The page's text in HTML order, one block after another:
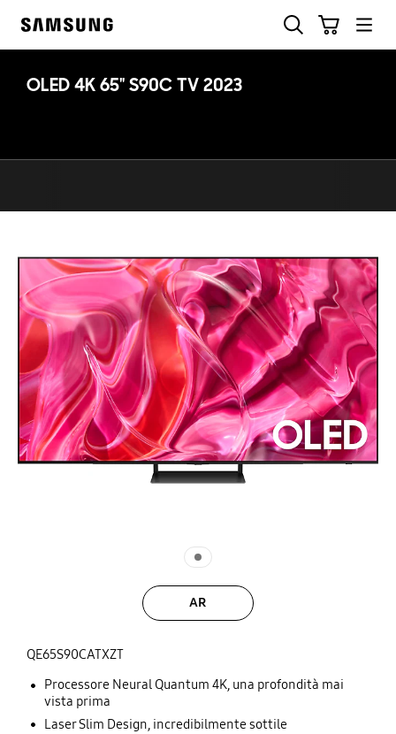
OLED 4K 65" S90C TV 2023
AR
QE65S90CATXZT
Processore Neural Quantum 4K, una profondità mai
vista prima
Laser Slim Design, incredibilmente sottile